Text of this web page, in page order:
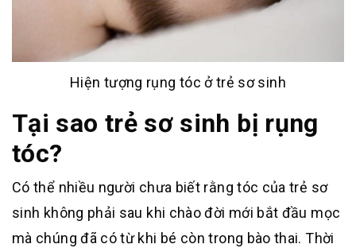
Hiện tượng rụng tóc ở trẻ sơ sinh
Tại sao trẻ sơ sinh bị rụng
tóc?
Có thể nhiều người chưa biết rằng tóc của trẻ sơ
sinh không phải sau khi chào đời mới bắt đầu mọc
mà chúng đã có từ khi bé còn trong bào thai. Thời